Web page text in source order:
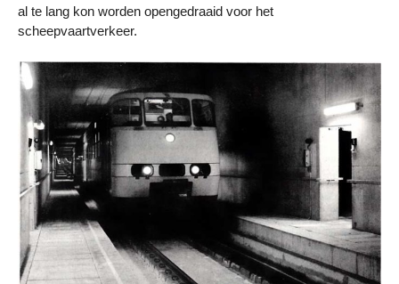
al te lang kon worden opengedraaid voor het
scheepvaartverkeer.